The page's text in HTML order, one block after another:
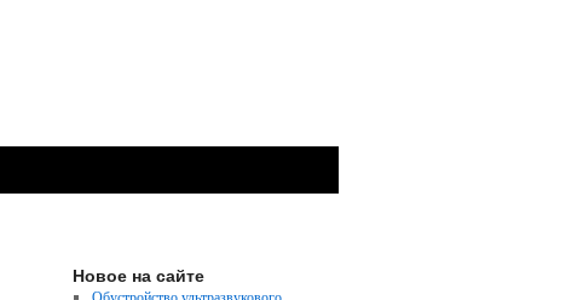
Новое на сайте